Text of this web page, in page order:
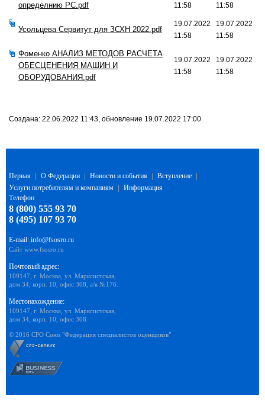
определнию РС.pdf
11:58
11:58
Усольцева Сервитут для ЗСХН 2022.pdf
19.07.2022
11:58
19.07.2022
11:58
Фоменко АНАЛИЗ МЕТОДОВ РАСЧЕТА
ОБЕСЦЕНЕНИЯ МАШИН И
ОБОРУДОВАНИЯ.pdf
19.07.2022
11:58
19.07.2022
11:58
Создана: 22.06.2022 11:43, обновление 19.07.2022 17:00
Первая О Федерации Новости и события Вступление
Услуги потребителям и компаниям
Информация
Телефон
8 (800) 555 93 70
8 (495) 107 93 70
E-mail: info@fsosro.ru
Сайт www.fsosro.ru
Почтовый адрес:
109147, г. Москва, ул. Марксистская,
дом 34, корп. 10, офис 308, а/я №176.
Местонахождение:
109147, г. Москва, ул. Марксистская,
дом 34, корп. 10, офис 308.
© 2016 СРО Союз "Федерация специалистов оценщиков"